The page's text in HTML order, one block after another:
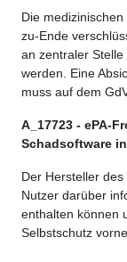
Die
zu-Ende
an zentraler
werden. Eine
muss auf dem
A_17723 - ePA-
Schadsoftware
Der Hersteller
Nutzer darüber
enthalten können
Selbstschutz